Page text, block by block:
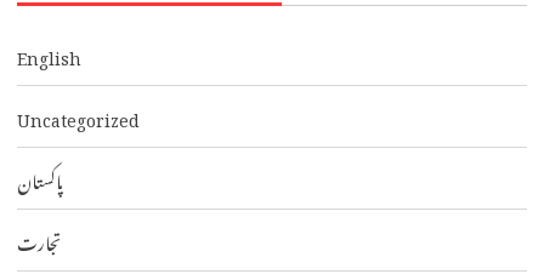
English
Uncategorized
پاکستان
تجارت